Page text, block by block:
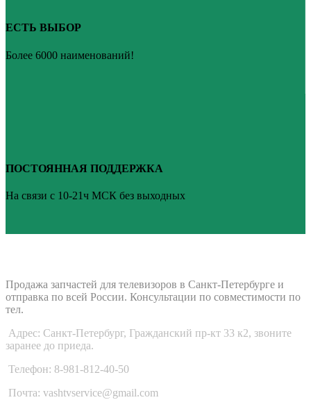
ЕСТЬ ВЫБОР
Более 6000 наименований!
ПОСТОЯННАЯ ПОДДЕРЖКА
На связи с 10-21ч МСК без выходных
Продажа запчастей для телевизоров в Санкт-Петербурге и
отправка по всей России. Консультации по совместимости по
тел.
Адрес: Санкт-Петербург, Гражданский пр-кт 33 к2, звоните
заранее до приеда.
Телефон: 8-981-812-40-50
Почта: vashtvservice@gmail.com